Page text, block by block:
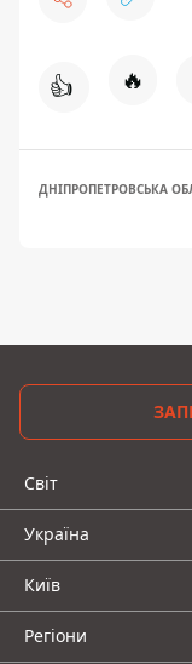
👍 🔥
ДНІПРОПЕТРОВСЬКА
Світ
Україна
Київ
Регіони